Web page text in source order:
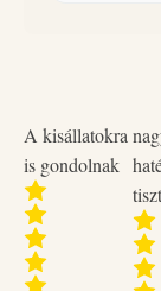
Műanyag
FIGYELEM!
Kerülje a
Rosszullét
A kisállatokra
is gondolnak